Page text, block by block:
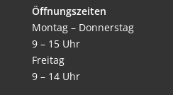
Öffnungszeiten
Montag – Donnerstag
9 – 15 Uhr
Freitag
9 – 14 Uhr